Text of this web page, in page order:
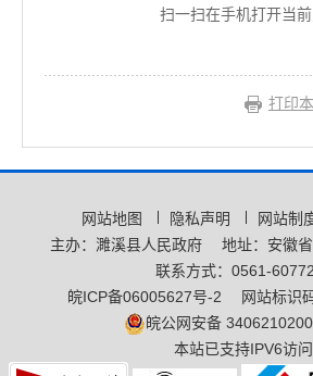
扫一扫在手机打开当
打印
网站地图 隐私声明 网站制
主办：濉溪县人民政府
地址：安徽
联系方式：0561-
皖ICP备06005627号-2
网站标识
皖公网安备
本站已支持IPV6访问